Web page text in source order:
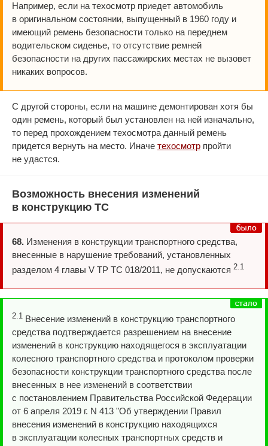
Например, если на техосмотр приедет автомобиль
в оригинальном состоянии, выпущенный в 1960 году и
имеющий ремень безопасности только на переднем
водительском сиденье, то отсутствие ремней
безопасности на других пассажирских местах не вызовет
никаких вопросов.
С другой стороны, если на машине демонтирован хотя бы
один ремень, который был установлен на ней изначально,
то перед прохождением техосмотра данный ремень
придется вернуть на место. Иначе техосмотр пройти
не удастся.
Возможность внесения изменений
в конструкцию ТС
68. Изменения в конструкции транспортного средства,
внесенные в нарушение требований, установленных
разделом 4 главы V ТР ТС 018/2011, не допускаются 2.1
2.1 Внесение изменений в конструкцию транспортного
средства подтверждается разрешением на внесение
изменений в конструкцию находящегося в эксплуатации
колесного транспортного средства и протоколом проверки
безопасности конструкции транспортного средства после
внесенных в нее изменений в соответствии
с постановлением Правительства Российской Федерации
от 6 апреля 2019 г. N 413 "Об утверждении Правил
внесения изменений в конструкцию находящихся
в эксплуатации колесных транспортных средств и